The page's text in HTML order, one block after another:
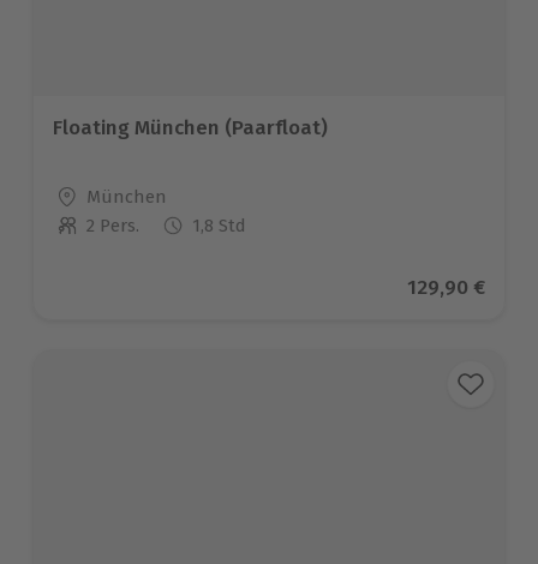
Floating München (Paarfloat)
Standort
München
Anzahl der Teilnehmer
2 Pers. 1,8 Std
Aktueller
129,90 €